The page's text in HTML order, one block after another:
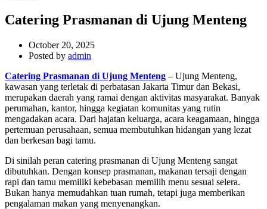
Catering Prasmanan di Ujung Menteng
October 20, 2025
Posted by admin
Catering Prasmanan di Ujung Menteng – Ujung Menteng,
kawasan yang terletak di perbatasan Jakarta Timur dan Bekasi,
merupakan daerah yang ramai dengan aktivitas masyarakat. Banyak
perumahan, kantor, hingga kegiatan komunitas yang rutin
mengadakan acara. Dari hajatan keluarga, acara keagamaan, hingga
pertemuan perusahaan, semua membutuhkan hidangan yang lezat
dan berkesan bagi tamu.
Di sinilah peran catering prasmanan di Ujung Menteng sangat
dibutuhkan. Dengan konsep prasmanan, makanan tersaji dengan
rapi dan tamu memiliki kebebasan memilih menu sesuai selera.
Bukan hanya memudahkan tuan rumah, tetapi juga memberikan
pengalaman makan yang menyenangkan.